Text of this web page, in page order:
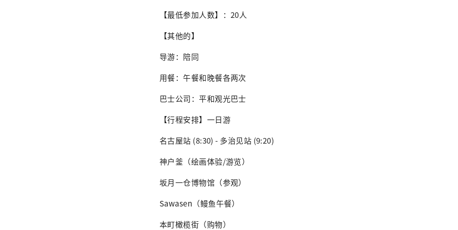
【最低参加人数】：20人
【其他的】
导游：陪同
用餐：午餐和晚餐各两次
巴士公司：平和观光巴士
【行程安排】一日游
名古屋站 (8:30) - 多治见站 (9:20)
神户釜（绘画体验/游览）
坂月一仓博物馆（参观）
Sawasen（鳗鱼午餐）
本町橄榄街（购物）